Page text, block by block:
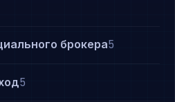
брокера5
5